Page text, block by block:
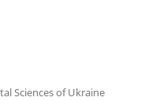
Sciences of Ukraine